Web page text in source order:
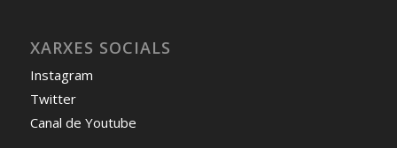
XARXES SOCIALS
Instagram
Twitter
Canal de Youtube